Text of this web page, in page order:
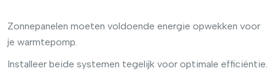
Zonnepanelen moeten voldoende energie opwekken voor
je warmtepomp.
Installeer beide systemen tegelijk voor optimale efficiëntie.